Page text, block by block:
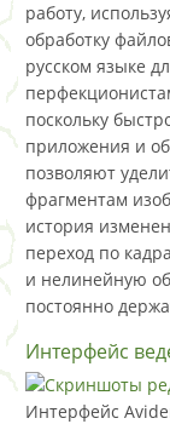
работу,
обработку
русском языке
поскольку
приложения и
позволяют
фрагментам
история
переход по
и нелинейную
постоянно
Интерфейс
Интерфейс